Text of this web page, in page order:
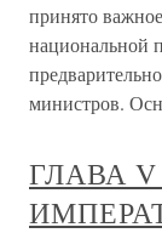
принято
национальной
министров.
ГЛАВА